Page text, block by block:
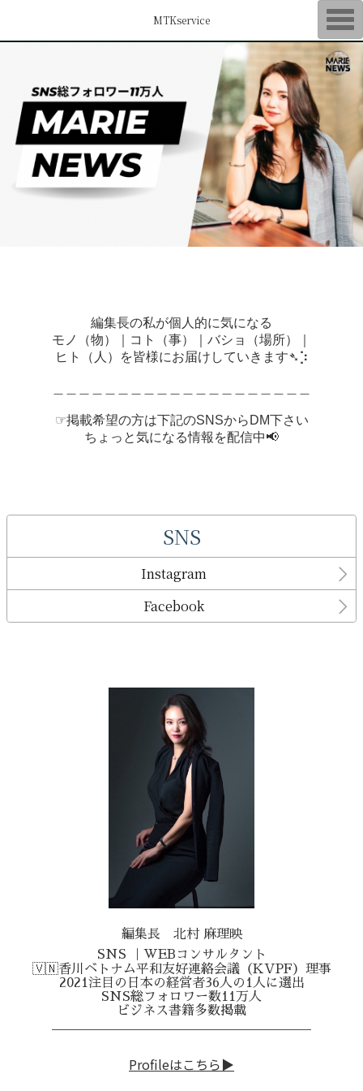
MTKservice
編集長の私が個人的に気になる
モノ（物）｜コト（事）｜バショ（場所）｜
ヒト（人）を皆様にお届けしていきます➴⡱
☞掲載希望の方は下記のSNSからDM下さい
ちょっと気になる情報を配信中📢
SNS
Instagram
Facebook
編集長 北村 麻理映
SNS ｜WEBコンサルタント
🇻🇳香川ベトナム平和友好連絡会議（KVPF）理事
2021注目の日本の経営者36人の1人に選出
SNS総フォロワー数11万人
ビジネス書籍多数掲載
Profileはこちら▶︎
T
o
g
g
l
e
a
n